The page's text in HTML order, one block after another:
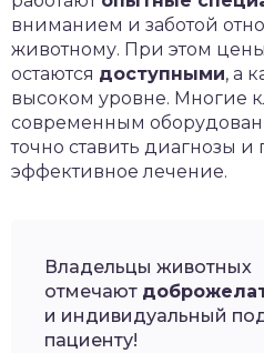
вниманием и заботой
животному. При этом цены
остаются доступными, а
высоком уровне. Многие
современным
точно ставить диагнозы и
эффективное лечение.
Владельцы животных
отмечают
и индивидуальный
пациенту!